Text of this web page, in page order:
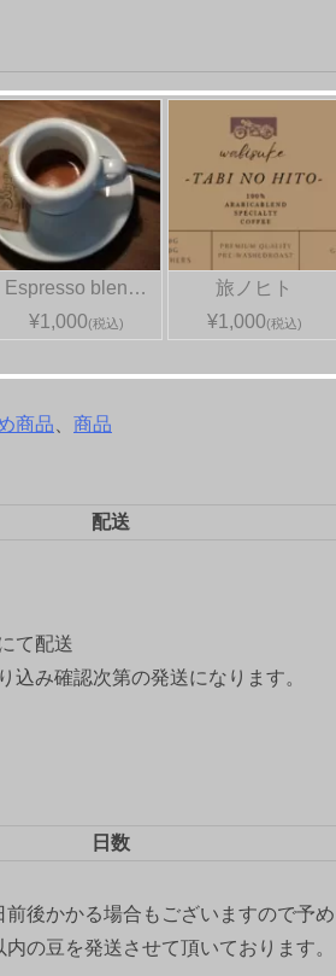
Espresso blen…
¥1,000(税込)
旅ノヒト
¥1,000(税込)
商品 商品
配送
て配送
込み確認次第の発送になります。
日数
後かかる場合もございますので予め
の豆を発送させて頂いております。